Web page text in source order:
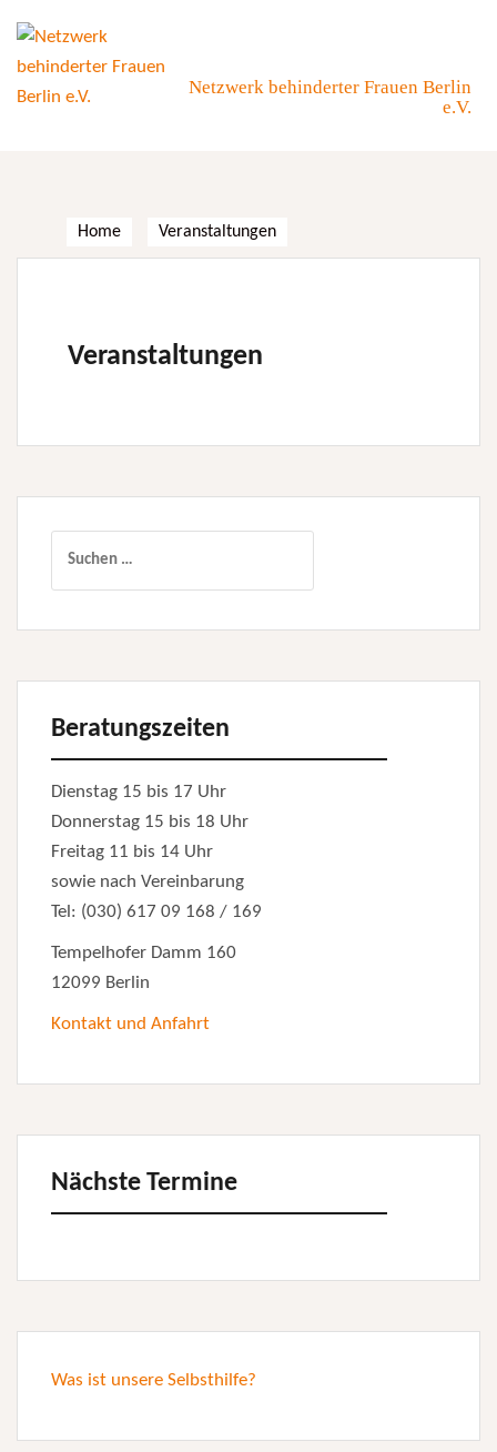
content
Netzwerk behinderter Frauen Berlin
e.V.
Home Veranstaltungen
Veranstaltungen
Beratungszeiten
Dienstag 15 bis 17 Uhr
Donnerstag 15 bis 18 Uhr
Freitag 11 bis 14 Uhr
sowie nach Vereinbarung
Tel: (030) 617 09 168 / 169
Tempelhofer Damm 160
12099 Berlin
Kontakt und Anfahrt
Nächste Termine
Was ist unsere Selbsthilfe?